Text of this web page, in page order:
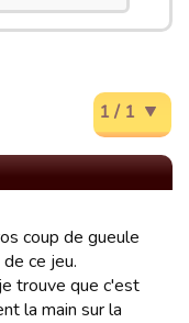
1 / 1
coup de gueule
ce jeu.
trouve que c'est
la main sur la